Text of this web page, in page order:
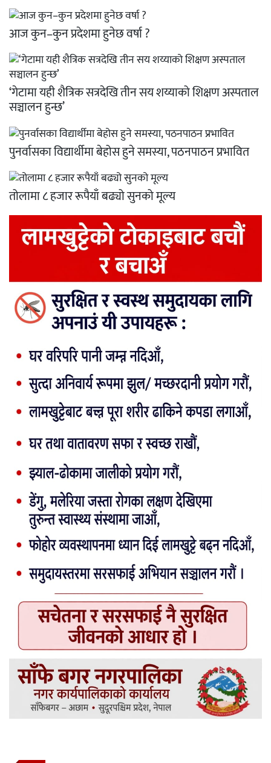
आज कुन–कुन प्रदेशमा हुनेछ वर्षा ?
‘गेटामा यही शैत्रिक सत्रदेखि तीन सय शय्याको शिक्षण अस्पताल
सञ्चालन हुन्छ’
पुनर्वासका विद्यार्थीमा बेहोस हुने समस्या, पठनपाठन प्रभावित
तोलामा ८ हजार रूपैयाँ बढ्यो सुनको मूल्य